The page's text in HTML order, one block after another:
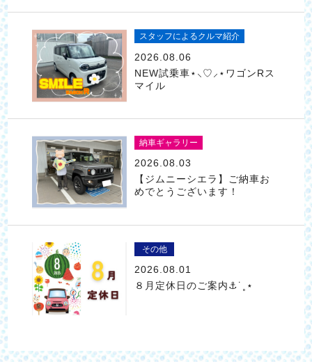
スタッフによるクルマ紹介
2026.08.06
NEW試乗車⋆⸜♡⸝‍⋆ワゴンRス
マイル
納車ギャラリー
2026.08.03
【ジムニーシエラ】ご納車お
めでとうございます！
その他
2026.08.01
８月定休日のご案内⚓︎˙˳⋆